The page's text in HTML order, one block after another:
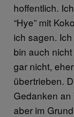
hoffentlich.
“Hye” mit
ich sagen.
bin auch
gar nicht,
übertrieben.
Gedanken
aber im